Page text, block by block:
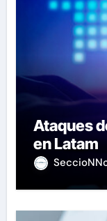
Ataques
en Latam